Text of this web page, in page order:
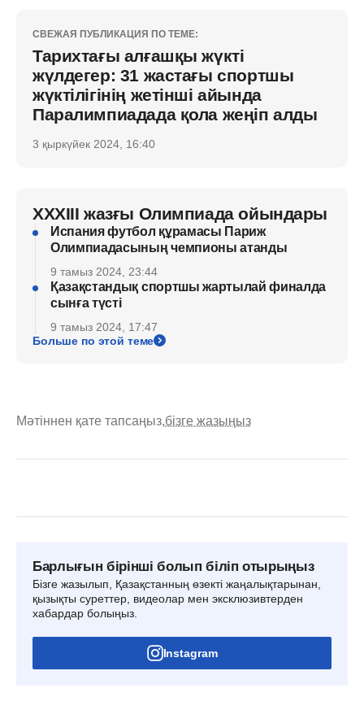
СВЕЖАЯ ПУБЛИКАЦИЯ ПО ТЕМЕ:
Тарихтағы алғашқы жүкті
жүлдегер: 31 жастағы спортшы
жүктілігінің жетінші айында
Паралимпиадада қола жеңіп алды
3 қыркүйек 2024, 16:40
XXXIII жазғы Олимпиада ойындары
Испания футбол құрамасы Париж
Олимпиадасының чемпионы атанды
9 тамыз 2024, 23:44
Қазақстандық спортшы жартылай финалда
сынға түсті
9 тамыз 2024, 17:47
Больше по этой теме
Мәтіннен қате тапсаңыз,бізге жазыңыз
Барлығын бірінші болып біліп отырыңыз
Бізге жазылып, Қазақстанның өзекті жаңалықтарынан,
қызықты суреттер, видеолар мен эксклюзивтерден
хабардар болыңыз.
Instagram